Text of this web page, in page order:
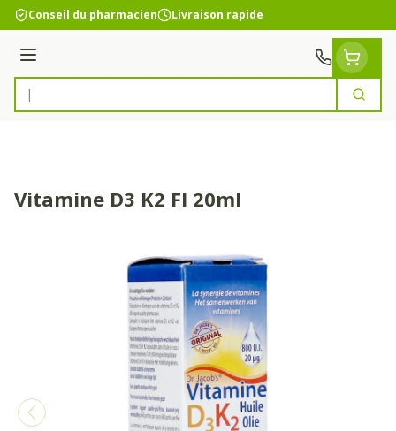
Aller au contenu
Conseil du pharmacien Livraison rapide
Menu
Rechercher
Vitamine D3 K2 Fl 20ml